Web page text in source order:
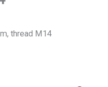
thread M14